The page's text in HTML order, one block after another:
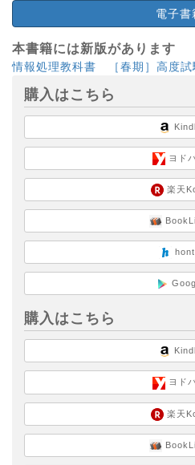
電子書
本書籍には新版があります
情報処理教科書 ［春期］高度試
購入はこちら
ヨド
楽天
購入はこちら
ヨド
楽天